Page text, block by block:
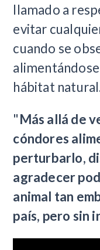
llamado a
evitar
cuando se
hábitat
"Más allá de
cóndores
perturbarlo,
agradecer
animal tan
país, pero sin